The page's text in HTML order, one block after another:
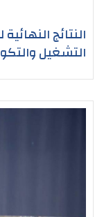
النتائج
التشغيل